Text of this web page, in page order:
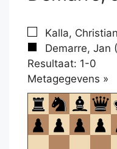
Kalla,
Demarre, Jan
Resultaat: 1-0
Metagegevens »
te